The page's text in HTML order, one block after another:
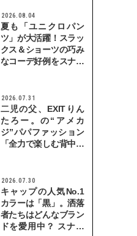
2026.08.04
夏も「ユニクロパン
ツ」が大活躍！スラッ
クス＆ショーツの巧み
なコーデ好例をスナッ
2026.07.31
二児の父、EXITりん
たろー。の“アメカ
ジ”パパファッション
「全力で楽しむ背中を
2026.07.30
キャップの人気No.1
カラーは「黒」。洒落
者たちはどんなブラン
ドを愛用中？ スナッ